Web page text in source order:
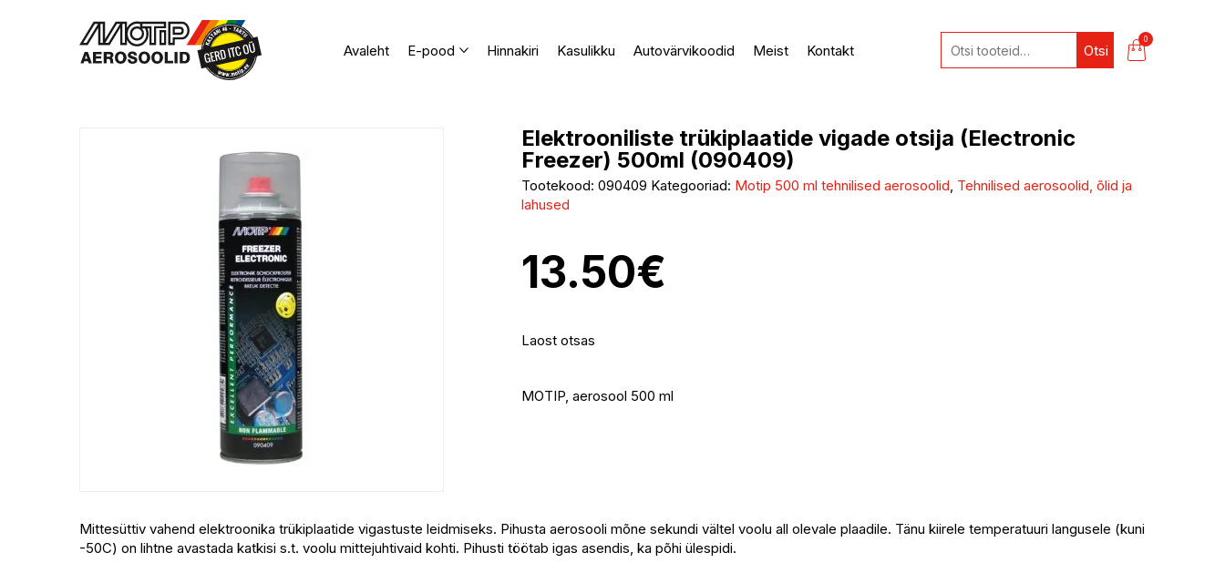
Avaleht E-pood Hinnakiri Kasulikku Autovärvikoodid Meist Kontakt Otsi
0
Elektrooniliste trükiplaatide vigade otsija (Electronic
Freezer) 500ml (090409)
Tootekood: 090409 Kategooriad: Motip 500 ml tehnilised aerosoolid, Tehnilised aerosoolid, õlid ja
lahused
13.50€
Laost otsas
MOTIP, aerosool 500 ml
Mittesüttiv vahend elektroonika trükiplaatide vigastuste leidmiseks. Pihusta aerosooli mõne sekundi vältel voolu all olevale plaadile. Tänu kiirele temperatuuri langusele (kuni
-50C) on lihtne avastada katkisi s.t. voolu mittejuhtivaid kohti. Pihusti töötab igas asendis, ka põhi ülespidi.